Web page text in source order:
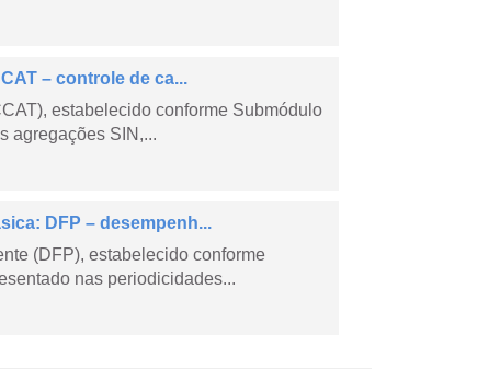
– controle de ca...
estabelecido conforme Submódulo
agregações SIN,...
DFP – desempenh...
(DFP), estabelecido conforme
nas periodicidades...